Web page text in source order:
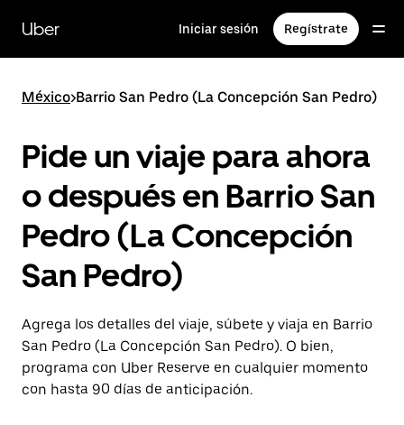
contenido
principal
Uber Iniciar sesión Regístrate
México>Barrio San Pedro (La Concepción San Pedro)
Pide un viaje para ahora
o después en Barrio San
Pedro (La Concepción
San Pedro)
Agrega los detalles del viaje, súbete y viaja en Barrio
San Pedro (La Concepción San Pedro). O bien,
programa con Uber Reserve en cualquier momento
con hasta 90 días de anticipación.